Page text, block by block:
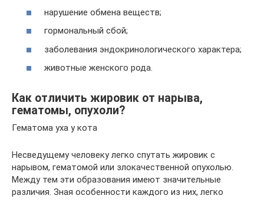
нарушение обмена веществ;
гормональный сбой;
заболевания эндокринологического характера;
животные женского рода.
Как отличить жировик от нарыва,
гематомы, опухоли?
Гематома уха у кота
Несведущему человеку легко спутать жировик с
нарывом, гематомой или злокачественной опухолью.
Между тем эти образования имеют значительные
различия. Зная особенности каждого из них, легко